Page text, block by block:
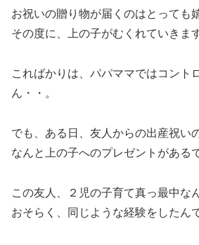
お祝いの贈り物が届くのはとっても
その度に、上の子がむくれていきま
こればかりは、パパママではコント
ん・・。
でも、ある日、友人からの出産祝い
なんと上の子へのプレゼントがある
この友人、２児の子育て真っ最中な
おそらく、同じような経験をしたん